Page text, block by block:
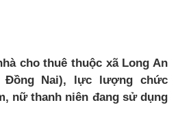
cho thuê thuộc xã Long An
Đồng Nai), lực lượng chức
nữ thanh niên đang sử dụng